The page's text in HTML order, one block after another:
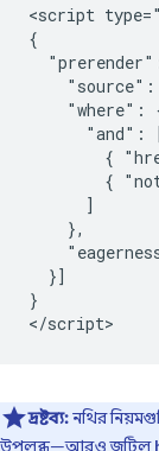
<script
{
"where":
"and":
{
{
      ]
    },
  }]
}
দ্রষ্টব্য:নথির
উপলব্ধ—আরও জটিল